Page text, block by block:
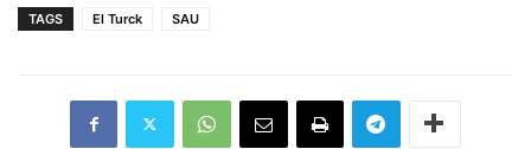
TAGS El Turck SAU